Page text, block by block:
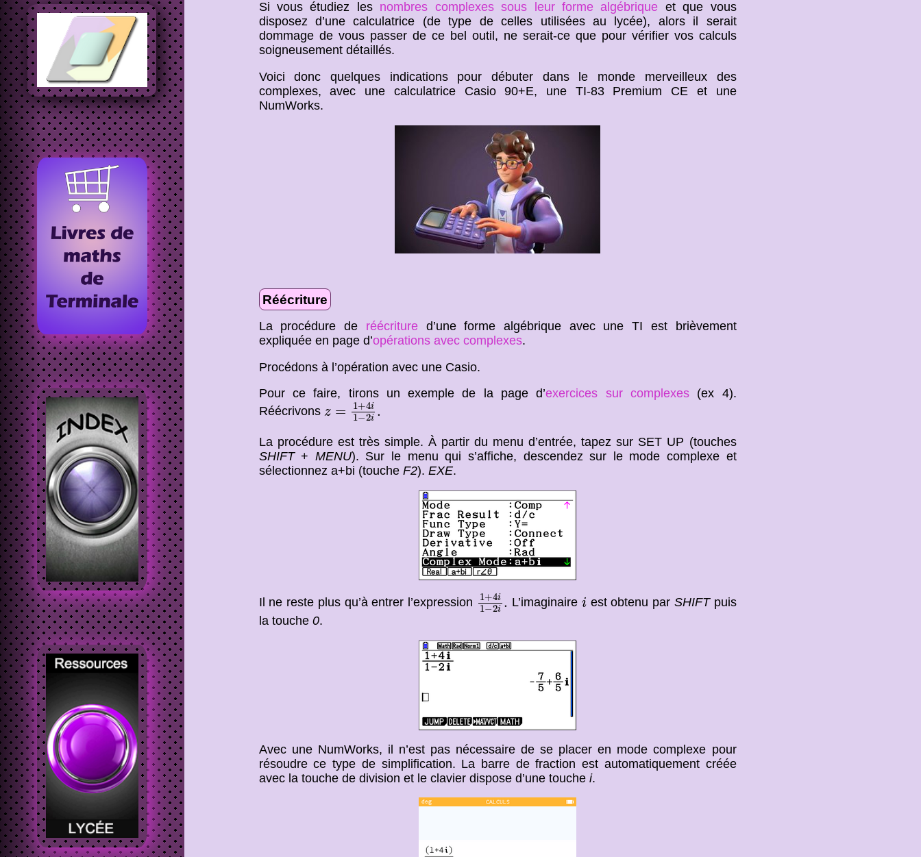
Si vous étudiez les nombres complexes sous leur forme algébrique et que vous
disposez d’une calculatrice (de type de celles utilisées au lycée), alors il serait
dommage de vous passer de ce bel outil, ne serait-ce que pour vérifier vos calculs
soigneusement détaillés.
Voici donc quelques indications pour débuter dans le monde merveilleux des
complexes, avec une calculatrice Casio 90+E, une TI-83 Premium CE et une
NumWorks.
Réécriture
La procédure de réécritured’une forme algébrique avec une TI est brièvement
expliquée en page d’opérations avec complexes.
Procédons à l’opération avec une Casio.
Pour ce faire, tirons un exemple de la page d’exercices sur complexes(ex 4).
Réécrivons z = 1+4i
1−2i .
z=1 +4i1− 2i.
La procédure est très simple. À partir du menu d’entrée, tapez sur SET UP (touches
SHIFT+ MENU). Sur le menu qui s’affiche, descendez sur le mode complexe et
sélectionnez a+bi (touche F2). EXE.
Il ne reste plus qu’à entrer l’expression 1+4i
1−2i .
1 + 4
L’imaginaire i
iest obtenu par SHIFTpuis
la touche 0.
Avec une NumWorks, il n’est pas nécessaire de se placer en mode complexe pour
résoudre ce type de simplification. La barre de fraction est automatiquement créée
avec la touche de division et le clavier dispose d’une touche i.